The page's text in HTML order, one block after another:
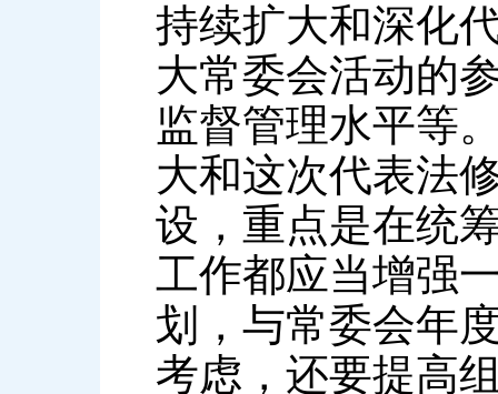
持续扩大和深化
大常委会活动的
监督管理水平等
大和这次代表法
设，重点是在统
工作都应当增强
划，与常委会年
考虑，还要提高